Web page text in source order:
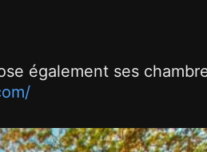
également ses